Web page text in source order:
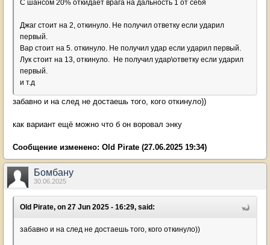
С шансом 20% откидает врага на дальность 1 от себя
Джаг стоит на 2, откинуло. Не получил ответку если ударил
первый.
Вар стоит на 5. откинуло. Не получил удар если ударил первый.
Лук стоит на 13, откинуло. Не получил удар\ответку если ударил
первый.
и т.д
забавно и на след не достаешь того, кого откинуло))
как вариант ещё можно что б он воровал энку
Сообщение изменено: Old Pirate (27.06.2025 19:34)
Бомбану
30.06.2025
Old Pirate, on 27 Jun 2025 - 16:29, said:
забавно и на след не достаешь того, кого откинуло))